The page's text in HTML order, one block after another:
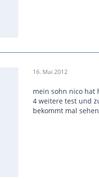
16. Mai 2012
mein sohn nico hat
4 weitere test und
bekommt mal sehen